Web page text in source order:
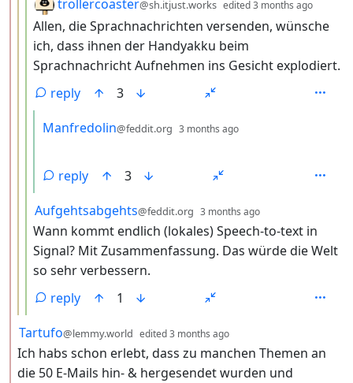
trollercoaster@sh.itjust.works edited3 months ago
Allen, die Sprachnachrichten versenden, wünsche
ich, dass ihnen der Handyakku beim
Sprachnachricht Aufnehmen ins Gesicht explodiert.
reply
3
by
Manfredolin@feddit.org 3 months ago
reply
3
by
Aufgehtsabgehts@feddit.org 3 months ago
Wann kommt endlich (lokales) Speech-to-text in
Signal? Mit Zusammenfassung. Das würde die Welt
so sehr verbessern.
reply
1
by
Tartufo@lemmy.world edited3 months ago
Ich habs schon erlebt, dass zu manchen Themen an
die 50 E-Mails hin- & hergesendet wurden und